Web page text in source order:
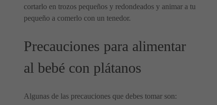
cortarlo en trozos pequeños y redondeados y animar a tu
pequeño a comerlo con un tenedor.
Precauciones para alimentar
al bebé con plátanos
Algunas de las precauciones que debes tomar son: